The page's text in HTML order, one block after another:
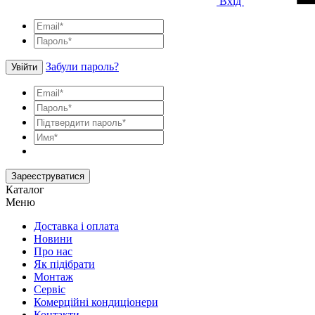
Увійти Забули пароль?
Зареєструватися
Каталог
Меню
Доставка і оплата
Новини
Про нас
Як підібрати
Монтаж
Сервіс
Комерційні кондиціонери